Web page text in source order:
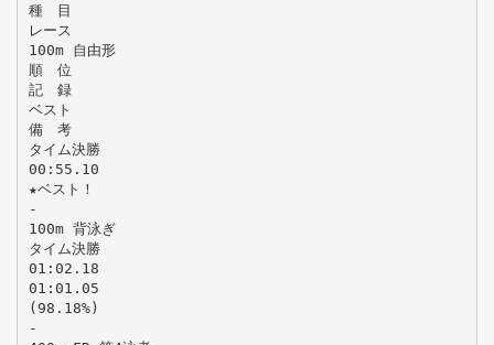
種 目
レース
100m 自由形
順 位
記 録
ベスト
備 考
タイム決勝
00:55.10
★ベスト！
-
100m 背泳ぎ
タイム決勝
01:02.18
01:01.05
(98.18%)
-